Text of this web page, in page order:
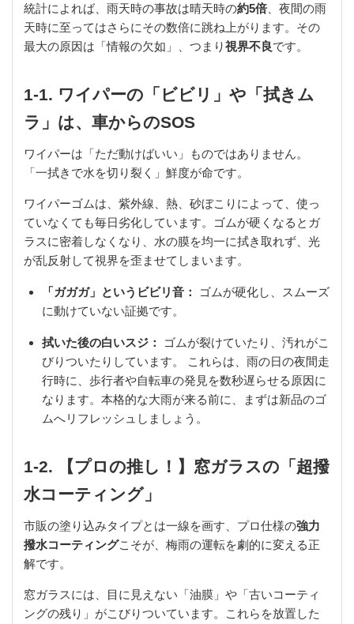
統計によれば、雨天時の事故は晴天時の約5倍 、夜間の雨
天時に至ってはさらにその数倍に跳ね上がります。その
最大の原因は「情報の欠如」、つまり視界不良です。
1-1. ワイパーの「ビビリ」や「拭きム
ラ」は、車からのSOS
ワイパーは「ただ動けばいい」ものではありません。
「一拭きで水を切り裂く」鮮度が命です。
ワイパーゴムは、紫外線、熱、砂ぼこりによって、使っ
ていなくても毎日劣化しています。ゴムが硬くなるとガ
ラスに密着しなくなり、水の膜を均一に拭き取れず、光
が乱反射して視界を歪ませてしまいます。
「ガガガ」というビビリ音：
ゴムが硬化し、スムーズ
に動けていない証拠です。
拭いた後の白いスジ：
ゴムが裂けていたり、汚れがこ
びりついたりしています。 これらは、雨の日の夜間走
行時に、歩行者や自転車の発見を数秒遅らせる原因に
なります。本格的な大雨が来る前に、まずは新品のゴ
ムへリフレッシュしましょう。
1-2. 【プロの推し！】窓ガラスの「超撥
水コーティング」
市販の塗り込みタイプとは一線を画す、プロ仕様の強力
撥水コーティングこそが、梅雨の運転を劇的に変える正
解です。
窓ガラスには、目に見えない「油膜」や「古いコーティ
ングの残り」がこびりついています。これらを放置した